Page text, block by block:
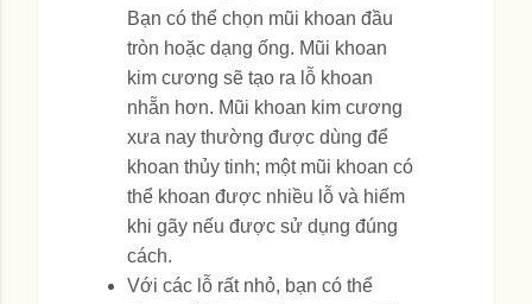
Bạn có thể chọn mũi khoan đầu
tròn hoặc dạng ống. Mũi khoan
kim cương sẽ tạo ra lỗ khoan
nhẵn hơn. Mũi khoan kim cương
xưa nay thường được dùng để
khoan thủy tinh; một mũi khoan có
thể khoan được nhiều lỗ và hiếm
khi gãy nếu được sử dụng đúng
cách.
Với các lỗ rất nhỏ, bạn có thể